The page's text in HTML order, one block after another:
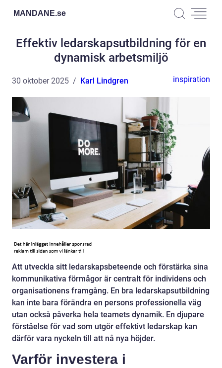
MANDANE.se
Effektiv ledarskapsutbildning för en
dynamisk arbetsmiljö
30 oktober 2025 Karl Lindgren inspiration
Att utveckla sitt ledarskapsbeteende och förstärka sina
kommunikativa förmågor är centralt för individens och
organisationens framgång. En bra ledarskapsutbildning
kan inte bara förändra en persons professionella väg
utan också påverka hela teamets dynamik. En djupare
förståelse för vad som utgör effektivt ledarskap kan
därför vara nyckeln till att nå nya höjder.
Varför investera i